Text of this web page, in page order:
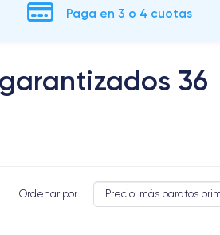
Paga en 3 o 4 cuotas
36
Ordenar por